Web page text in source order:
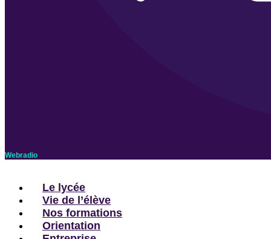
Webradio
Le lycée
Vie de l’élève
Nos formations
Orientation